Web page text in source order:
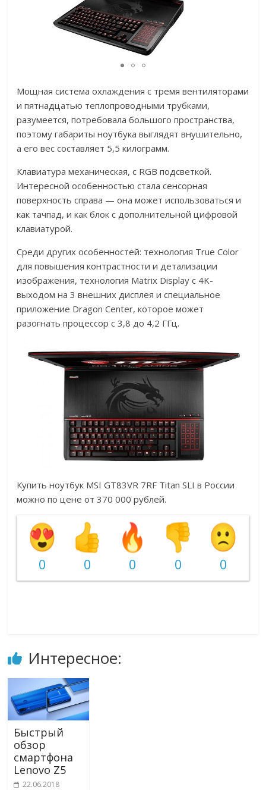
Мощная система охлаждения с тремя вентиляторами
и пятнадцатью теплопроводными трубками,
разумеется, потребовала большого пространства,
поэтому габариты ноутбука выглядят внушительно,
а его вес составляет 5,5 килограмм.
Клавиатура механическая, с RGB подсветкой.
Интересной особенностью стала сенсорная
поверхность справа — она может использоваться и
как тачпад, и как блок с дополнительной цифровой
клавиатурой.
Среди других особенностей: технология True Color
для повышения контрастности и детализации
изображения, технология Matrix Display с 4K-
выходом на 3 внешних дисплея и специальное
приложение Dragon Center, которое может
разогнать процессор с 3,8 до 4,2 ГГц.
Купить ноутбук MSI GT83VR 7RF Titan SLI в России
можно по цене от 370 000 рублей.
0 0 0 0 0
Интересное:
Быстрый
обзор
смартфона
Lenovo Z5
22.06.2018